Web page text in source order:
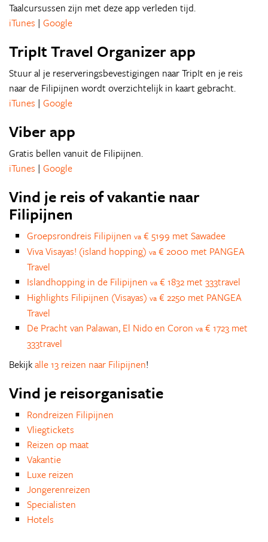
Taalcursussen zijn met deze app verleden tijd.
iTunes | Google
TripIt Travel Organizer app
Stuur al je reserveringsbevestigingen naar TripIt en je reis
naar de Filipijnen wordt overzichtelijk in kaart gebracht.
iTunes | Google
Viber app
Gratis bellen vanuit de Filipijnen.
iTunes | Google
Vind je reis of vakantie naar
Filipijnen
Groepsrondreis Filipijnen va € 5199 met Sawadee
Viva Visayas! (island hopping) va € 2000 met PANGEA
Travel
Islandhopping in de Filipijnen va € 1832 met 333travel
Highlights Filipijnen (Visayas) va € 2250 met PANGEA
Travel
De Pracht van Palawan, El Nido en Coron va € 1723 met
333travel
Bekijkalle 13 reizen naar Filipijnen!
Vind je reisorganisatie
Rondreizen Filipijnen
Vliegtickets
Reizen op maat
Vakantie
Luxe reizen
Jongerenreizen
Specialisten
Hotels